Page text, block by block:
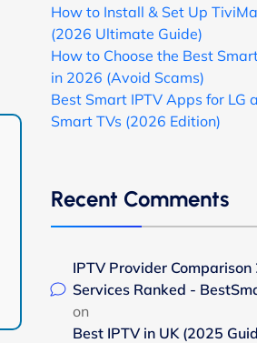
How to Install & Set Up
(2026 Ultimate Guide)
How to Choose the Best
in 2026 (Avoid Scams)
Best Smart IPTV Apps for LG
Smart TVs (2026 Edition)
Recent Comments
IPTV Provider
Services Ranked -
on
Best IPTV in UK (2025